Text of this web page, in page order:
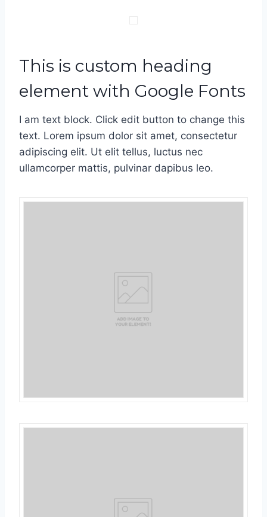
This is custom heading
element with Google Fonts
I am text block. Click edit button to change this
text. Lorem ipsum dolor sit amet, consectetur
adipiscing elit. Ut elit tellus, luctus nec
ullamcorper mattis, pulvinar dapibus leo.